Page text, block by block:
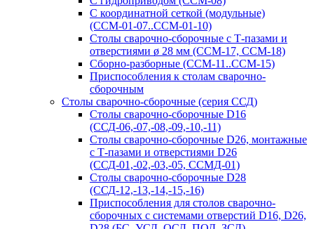
С координатной сеткой (модульные)
(ССМ-01-07..ССМ-01-10)
Столы сварочно-сборочные с Т-пазами и
отверстиями ø 28 мм (ССМ-17, ССМ-18)
Сборно-разборные (ССМ-11..ССМ-15)
Приспособления к столам сварочно-
сборочным
Столы сварочно-сборочные (серия ССД)
Столы сварочно-сборочные D16
(ССД-06,-07,-08,-09,-10,-11)
Столы сварочно-сборочные D26, монтажные
с Т-пазами и отверстиями D26
(ССД-01,-02,-03,-05, ССМД-01)
Столы сварочно-сборочные D28
(ССД-12,-13,-14,-15,-16)
Приспособления для столов сварочно-
сборочных с системами отверстий D16, D26,